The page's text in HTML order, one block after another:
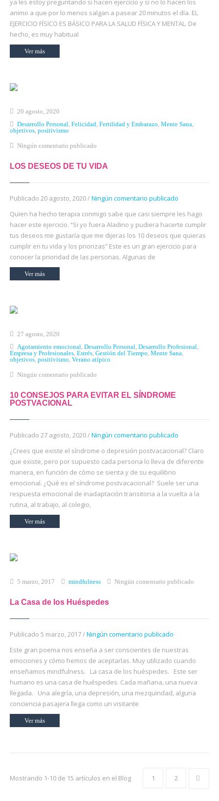
animo a que por lo menos salgan a pasear 20 minutos el día. EL
EJERCICIO FÍSICO ES BÁSICO PARA LA SALUD FÍSICA Y MENTAL. De
hecho, es muy habitual
Ver más
20 agosto, 2020
Desarrollo Personal Felicidad Fertilidad y Embarazo Mente Sana
objetivos positivismo
Ningún comentario publicado
LOS DESEOS DE TU VIDA
Publicado 20 agosto, 2020 /Ningún comentario publicado
Quien ha hecho terapia conmigo sabe que casi siempre les hago
hacer este ejercicio. “Si yo fuera Aladino y pudiera hacerte cumplir
tus deseos me gustaría que me dijeras los 10 deseos que quieras
cumplir en tu vida y los priorizas” Este es un gran ejercicio para
conocer la prioridad de las personas. Algunas de
Ver más
27 agosto, 2020
Agotamiento emocional Desarrollo Personal Desarrollo Profesional
Empresa y Profesionales Estrés Gestión del Tiempo Mente Sana
objetivos, positivismo Verano atípico
Ningún comentario publicado
10 CONSEJOS PARA EVITAR EL SÍNDROME
POSTVACIONAL
Publicado 27 agosto, 2020 /Ningún comentario publicado
¿Crees que existe el síndrome o depresión postvacacional? Claro
que existe, pero por supuesto cada persona lo lleva de diferente
manera, en función de cómo se sienta y de su equilibrio
emocional. ¿Qué es el síndrome postvacacional? Suele ser una
respuesta emocional de inadaptación transitoria a la vuelta a la
rutina, al trabajo, al colegio,
Ver más
5 marzo, 2017 mindfulness Ningún comentario publicado
La Casa de los Huéspedes
Publicado 5 marzo, 2017 /Ningún comentario publicado
Este gran poema nos enseña a ser conscientes de nuestras
emociones y cómo hemos de aceptarlas. Muy utilizado cuando
enseñamos mindfulness. La casa de los huéspedes. Este ser
humano es una casa de huéspedes. Cada mañana, una nueva
llegada. Una alegría, una depresión, una mezquindad, alguna
conciencia pasajera llega como un visitante
Ver más
1 2
Mostrando 1-10 de 15 artículos en el Blog